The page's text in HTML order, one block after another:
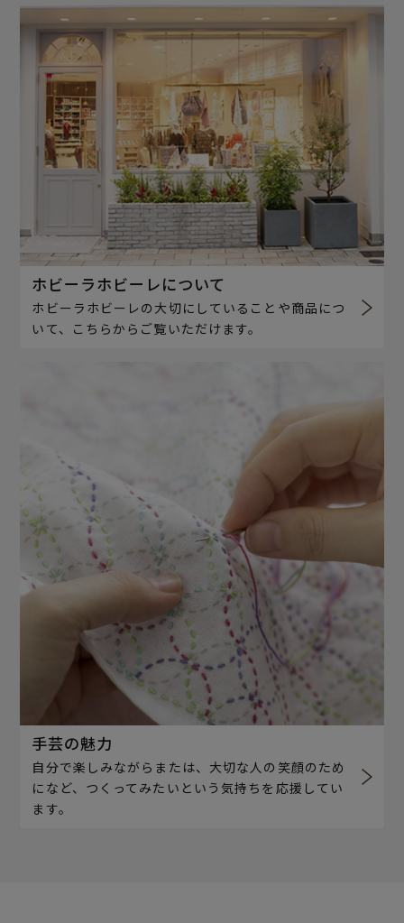
ホビーラホビーレについて
ホビーラホビーレの大切にしていることや商品につ
いて、こちらからご覧いただけます。
手芸の魅力
自分で楽しみながらまたは、大切な人の笑顔のため
になど、つくってみたいという気持ちを応援してい
ます。